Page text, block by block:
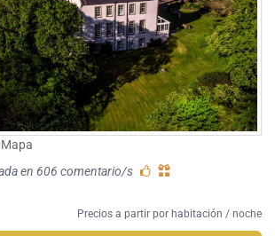
Mapa
en 606 comentario/s
Precios a partir por habitación / noche